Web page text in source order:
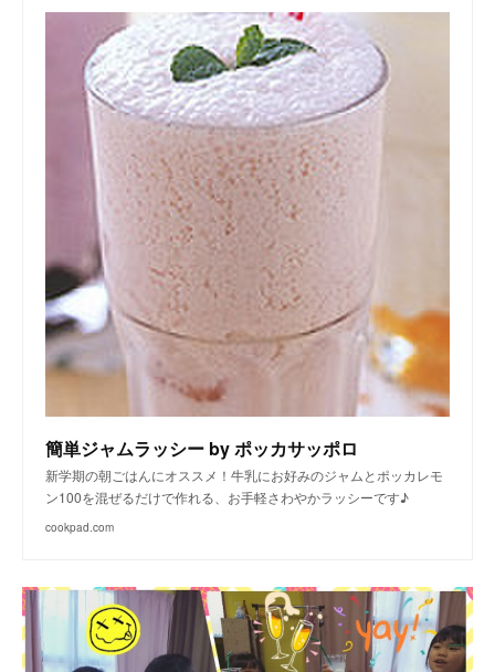
簡単ジャムラッシー by ポッカサッポロ
新学期の朝ごはんにオススメ！牛乳にお好みのジャムとポッカレモ
ン100を混ぜるだけで作れる、お手軽さわやかラッシーです♪
cookpad.com